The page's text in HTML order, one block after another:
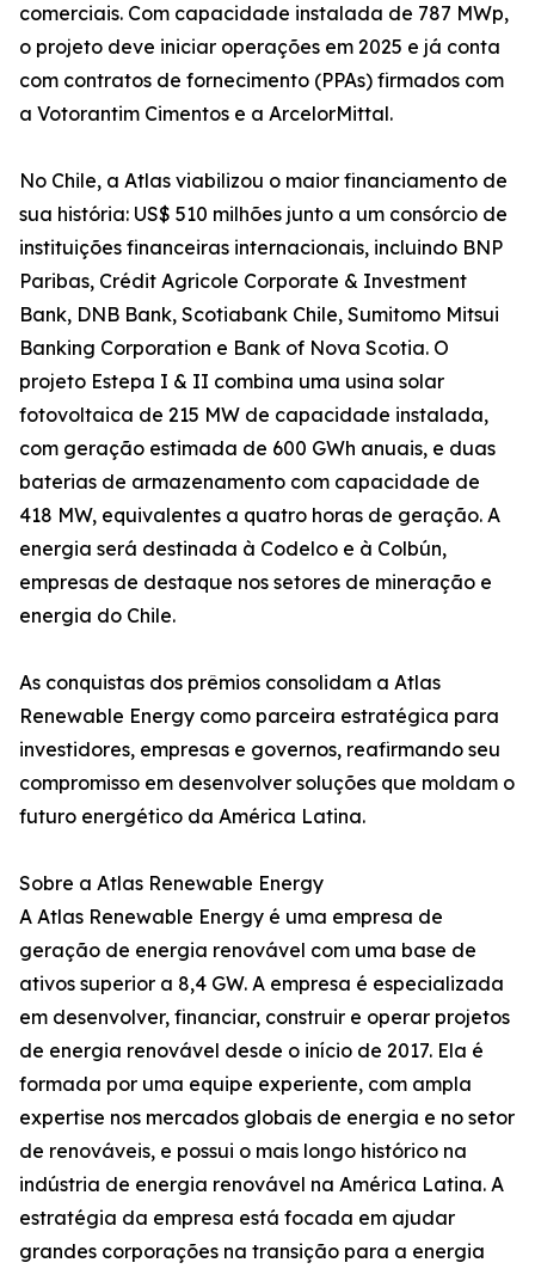
comerciais. Com capacidade instalada de 787 MWp,
o projeto deve iniciar operações em 2025 e já conta
com contratos de fornecimento (PPAs) firmados com
a Votorantim Cimentos e a ArcelorMittal.
No Chile, a Atlas viabilizou o maior financiamento de
sua história: US$ 510 milhões junto a um consórcio de
instituições financeiras internacionais, incluindo BNP
Paribas, Crédit Agricole Corporate & Investment
Bank, DNB Bank, Scotiabank Chile, Sumitomo Mitsui
Banking Corporation e Bank of Nova Scotia. O
projeto Estepa I & II combina uma usina solar
fotovoltaica de 215 MW de capacidade instalada,
com geração estimada de 600 GWh anuais, e duas
baterias de armazenamento com capacidade de
418 MW, equivalentes a quatro horas de geração. A
energia será destinada à Codelco e à Colbún,
empresas de destaque nos setores de mineração e
energia do Chile.
As conquistas dos prêmios consolidam a Atlas
Renewable Energy como parceira estratégica para
investidores, empresas e governos, reafirmando seu
compromisso em desenvolver soluções que moldam o
futuro energético da América Latina.
Sobre a Atlas Renewable Energy
A Atlas Renewable Energy é uma empresa de
geração de energia renovável com uma base de
ativos superior a 8,4 GW. A empresa é especializada
em desenvolver, financiar, construir e operar projetos
de energia renovável desde o início de 2017. Ela é
formada por uma equipe experiente, com ampla
expertise nos mercados globais de energia e no setor
de renováveis, e possui o mais longo histórico na
indústria de energia renovável na América Latina. A
estratégia da empresa está focada em ajudar
grandes corporações na transição para a energia